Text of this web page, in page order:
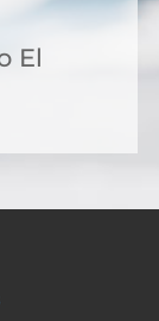
El